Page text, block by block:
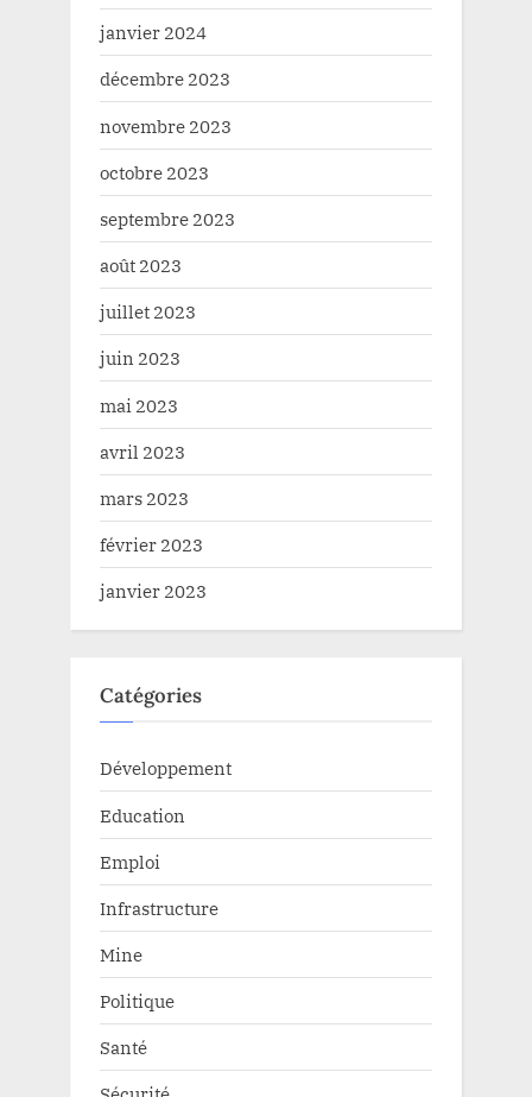
janvier 2024
décembre 2023
novembre 2023
octobre 2023
septembre 2023
août 2023
juillet 2023
juin 2023
mai 2023
avril 2023
mars 2023
février 2023
janvier 2023
Catégories
Développement
Education
Emploi
Infrastructure
Mine
Politique
Santé